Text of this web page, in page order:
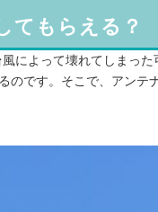
てもらえる？
によって壊れてしまった
のです。そこで、アンテ